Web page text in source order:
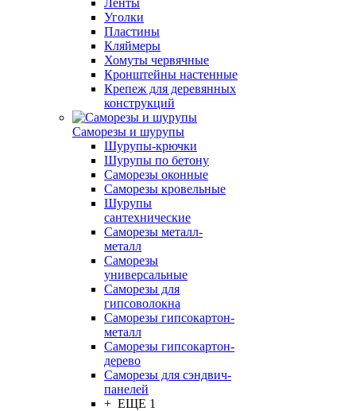
Ленты
Уголки
Пластины
Кляймеры
Хомуты червячные
Кронштейны настенные
Крепеж для деревянных
конструкций
Саморезы и шурупы
Шурупы-крючки
Шурупы по бетону
Саморезы оконные
Саморезы кровельные
Шурупы
сантехнические
Саморезы металл-
металл
Саморезы
универсальные
Саморезы для
гипсоволокна
Саморезы гипсокартон-
металл
Саморезы гипсокартон-
дерево
Саморезы для сэндвич-
панелей
+ ЕЩЕ 1